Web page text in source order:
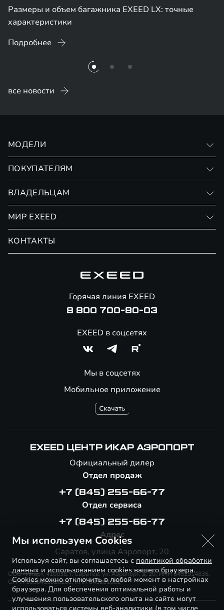
Размеры и объем багажника EXEED LX: точные
характеристики
Подробнее
все новости
МОДЕЛИ
ПОКУПАТЕЛЯМ
Страхование
ВЛАДЕЛЬЦАМ
Сервис
Помощь на дорогах
МИР EXEED
КОНТАКТЫ
Мобильное приложение
Горячая линия EXEED
8 800 700-80-03
EXEED в соцсетях
Мы в соцсетях
EXEED ЦЕНТР ИКАР АЭРОПОРТ
Официальный дилер
Отдел продаж
+7 (845) 255-66-77
Отдел сервиса
+7 (845) 255-66-77
Адрес
Саратов, улица Аэропорт, 20
ООО «Икар», 410038, г. Саратов, ул. Аэропорт, д. 20, ИНН 6452914836,
ОГРН 1056415020200, КПП 645201001
Мы используем Cookies
Используя сайт, вы соглашаетесь с политикой обработки
данных и использованием cookies вашего браузера.
Cookies можно отключить в любой момент в настройках
браузера. Для обеспечения оптимальной работы и
улучшения пользовательского опыта на сайте могут